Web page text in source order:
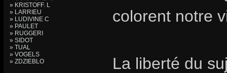
» KRISTOFF. L
» LARRIEU
» LUDIVINE C
» PAULET
» RUGGERI
» SIDOT
» TUAL
» VOGELS
» ZDZIEBLO
colorent notre
La liberté du